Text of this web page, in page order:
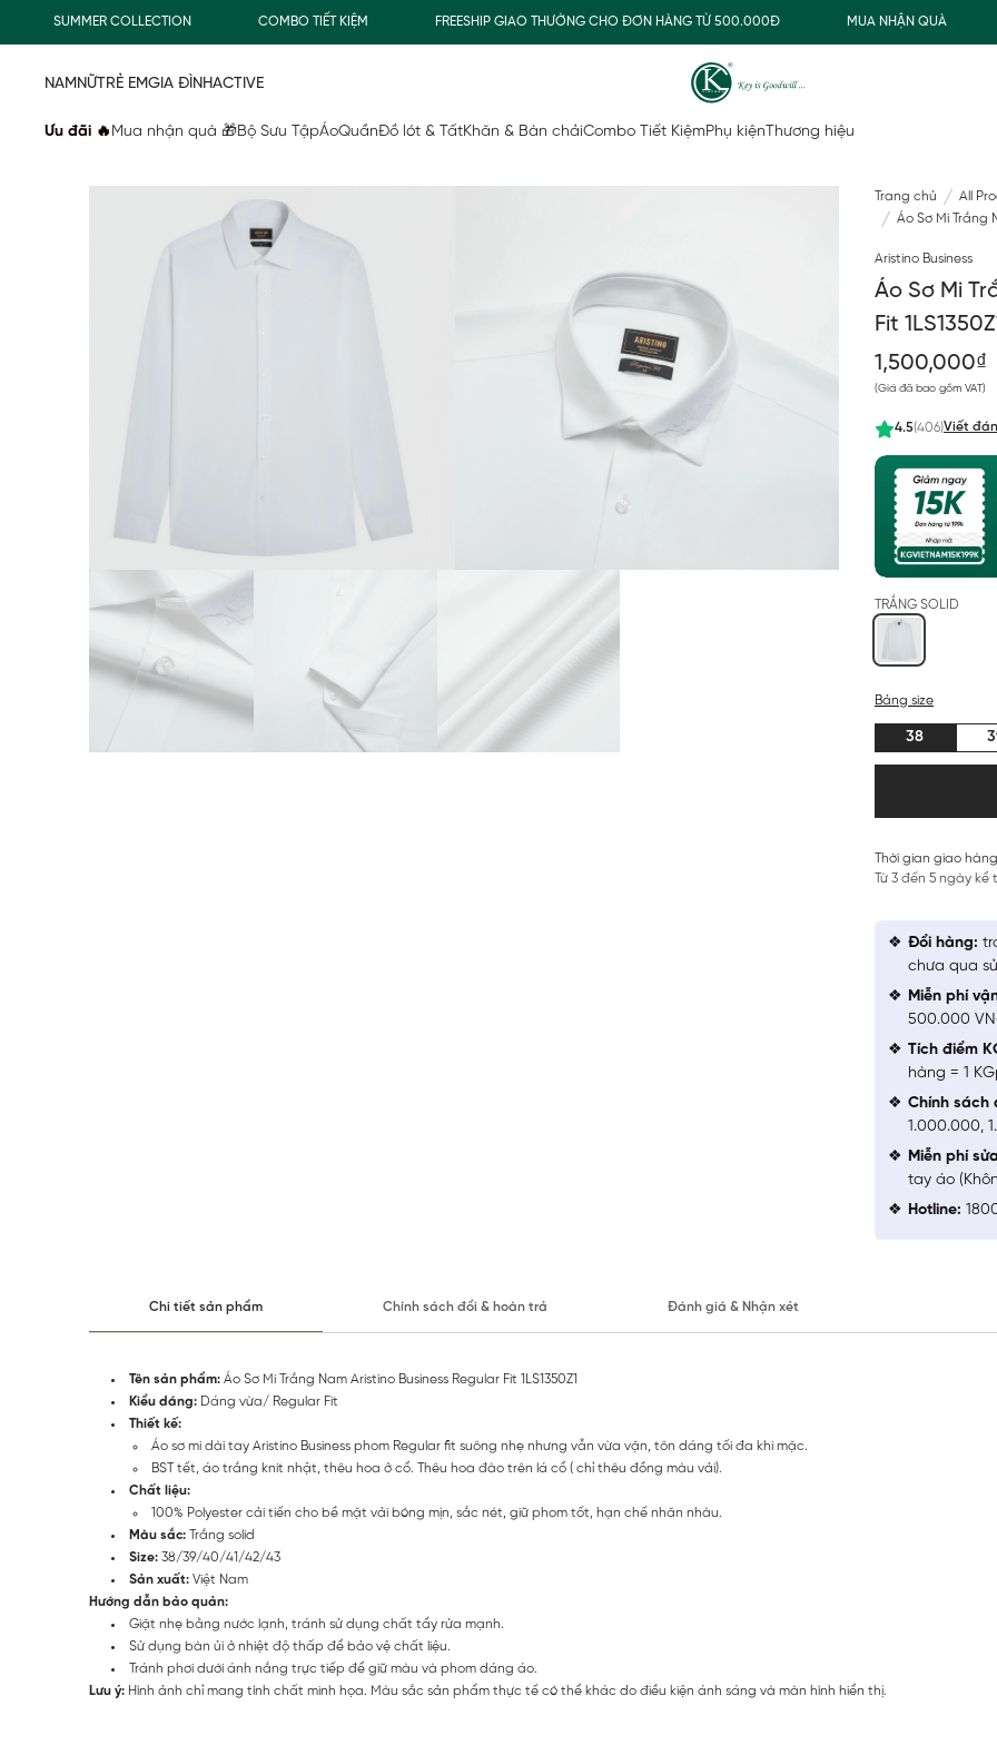
SUMMER COLLECTION COMBO TIẾT KIỆM FREESHIP GIAO THƯỜNG CHO ĐƠN HÀNG TỪ 500.000Đ MUA NHẬN QUÀ
NAMNỮTRẺ EMGIA ĐÌNHACTIVE
Ưu đãi 🔥 Mua nhận quà 🎁Bộ Sưu TậpÁoQuầnĐồ lót & TấtKhăn & Bàn chảiCombo Tiết KiệmPhụ kiện Thương hiệu
Trang chủ
All
Áo Sơ Mi Trắng
Aristino Business
Áo Sơ Mi
Fit
1,500,000₫
(Giá đã bao gồm VAT)
4.5(406)Viết
TRẮNG SOLID
Bảng size
38
Thời gian giao
Từ 3 đến 5 ngày
Đổi hàng:
chưa qua
Miễn phí
500.000
Tích điểm
hàng = 1
Chính sách
1.000.000,
Miễn phí
tay áo
Hotline:
Chi tiết sản phẩm Chính sách đổi & hoàn trả Đánh giá & Nhận xét
Tên sản phẩm: Áo Sơ Mi Trắng Nam Aristino Business Regular Fit 1LS1350Z1
Kiểu dáng: Dáng vừa/ Regular Fit
Thiết kế:
Áo sơ mi dài tay Aristino Business phom Regular fit suông nhẹ nhưng vẫn vừa vặn, tôn dáng tối đa khi mặc.
BST tết, áo trắng knit nhật, thêu hoa ở cổ. Thêu hoa đào trên lá cổ ( chỉ thêu đồng màu vải).
Chất liệu:
100% Polyester cải tiến cho bề mặt vải bóng mịn, sắc nét, giữ phom tốt, hạn chế nhăn nhàu.
Màu sắc: Trắng solid
Size: 38/39/40/41/42/43
Sản xuất: Việt Nam
Hướng dẫn bảo quản:
Giặt nhẹ bằng nước lạnh, tránh sử dụng chất tẩy rửa mạnh.
Sử dụng bàn ủi ở nhiệt độ thấp để bảo vệ chất liệu.
Tránh phơi dưới ánh nắng trực tiếp để giữ màu và phom dáng áo.
Lưu ý: Hình ảnh chỉ mang tính chất minh họa. Màu sắc sản phẩm thực tế có thể khác do điều kiện ánh sáng và màn hình hiển thị.